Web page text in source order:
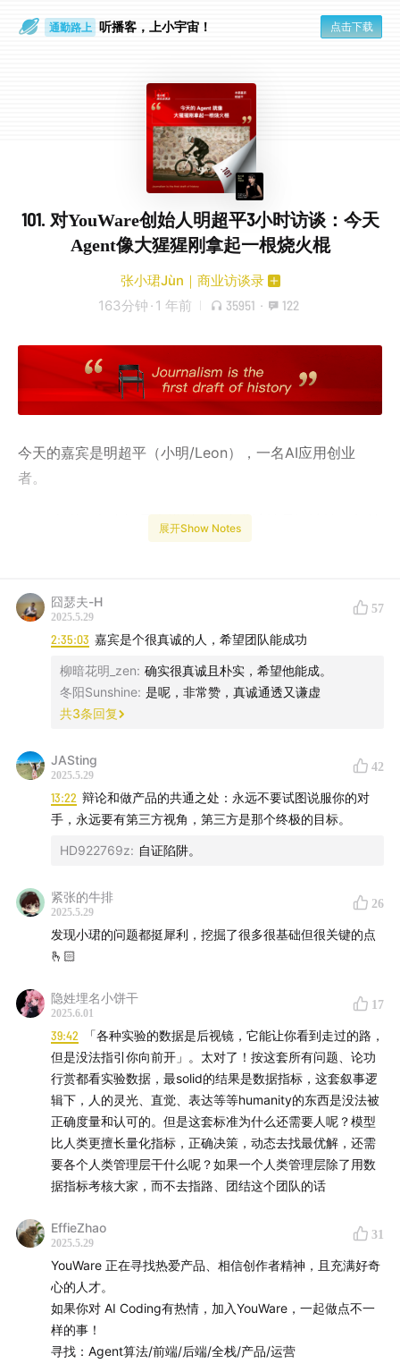
眼睛好累 听播客，上小宇宙！ 点击下载
101. 对YouWare创始人明超平3小时访谈：今天
Agent像大猩猩刚拿起一根烧火棍
张小珺Jùn｜商业访谈录
163分钟 · 1 年前 35951 · 122
今天的嘉宾是明超平（小明/Leon），一名AI应用创业
者。
2024年的AI叙事还是大模型，《商业访谈录》访谈了杨植
登场了。
这集节目和往期《对Manus创始人肖弘的3小时访谈：世
界不是线性外推，做博弈中的重要变量》一样，也是来自
一线“AI应用爆发”、“Agent爆发”的前沿声音。
识的创业者。他出生于95年，曾先后在OnePlus、
ByteDance、Moonshot做产品。这是他第一次做CEO，
发的第一个产品叫YouWare。
他和我们此前的两位嘉宾有一些渊源：一个是杨植麟，
完决定加入Moonshot；另一个是肖宏，有时候我会听到
创投业人士将小明与小红对比来聊，说他们都属于
“Hands-on型、产品型创业者”
是不是这样呢？今天的3小时访谈希望能呈现小明的真实
状态，是不是大家说了算。
不过，虽然老被关联，小红与小明至今没见过。
期待2025，我们和AI共同进步：）
展开Show Notes
囧瑟夫-H
2025.5.29
57
2:35:03 嘉宾是个很真诚的人，希望团队能成功
柳暗花明_zen: 确实很真诚且朴实，希望他能成。
冬阳Sunshine: 是呢，非常赞，真诚通透又谦虚
共3条回复
JASting
2025.5.29
42
13:22 辩论和做产品的共通之处：永远不要试图说服你的对
手，永远要有第三方视角，第三方是那个终极的目标。
HD922769z: 自证陷阱。
紧张的牛排
2025.5.29
26
发现小珺的问题都挺犀利，挖掘了很多很基础但很关键的点
🫰🏻
隐姓埋名小饼干
2025.6.01
17
39:42
「各种实验的数据是后视镜，它能让你看到走过的路，
但是没法指引你向前开」。太对了！按这套所有问题、论功
行赏都看实验数据，最solid的结果是数据指标，这套叙事逻
辑下，人的灵光、直觉、表达等等humanity的东西是没法被
正确度量和认可的。但是这套标准为什么还需要人呢？模型
比人类更擅长量化指标，正确决策，动态去找最优解，还需
要各个人类管理层干什么呢？如果一个人类管理层除了用数
据指标考核大家，而不去指路、团结这个团队的话
EffieZhao
2025.5.29
31
YouWare 正在寻找热爱产品、相信创作者精神，且充满好奇
心的人才。
如果你对 AI Coding有热情，加入YouWare，一起做点不一
样的事！
寻找：Agent算法/前端/后端/全栈/产品/运营